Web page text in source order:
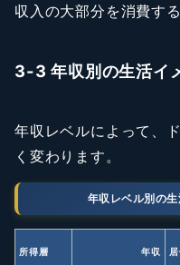
収入の大部分を消費す
3-3 年収別の生活イ
年収レベルによって、
く変わります。
年収レベル別の
所得層 年収